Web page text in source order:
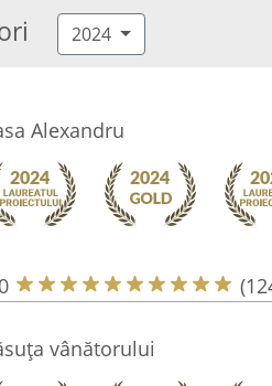
2024
Alexandru
vânătorului